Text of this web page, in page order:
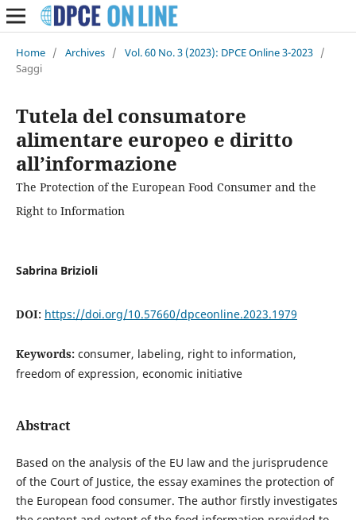
Home / Archives / Vol. 60 No. 3 (2023): DPCE Online 3-2023 /
Saggi
Tutela del consumatore
alimentare europeo e diritto
all’informazione
The Protection of the European Food Consumer and the
Right to Information
Sabrina Brizioli
DOI: https://doi.org/10.57660/dpceonline.2023.1979
Keywords: consumer, labeling, right to information,
freedom of expression, economic initiative
Abstract
Based on the analysis of the EU law and the jurisprudence
of the Court of Justice, the essay examines the protection of
the European food consumer. The author firstly investigates